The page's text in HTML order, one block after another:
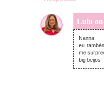
Lulu on
Nanna,
eu
me
big beijos